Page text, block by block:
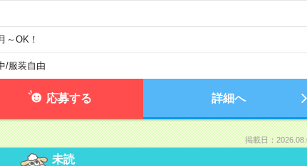
～OK！
/服装自由
応募する 詳細へ
掲載日：
未読